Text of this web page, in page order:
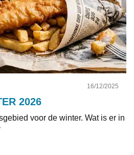
16/12/2025
2026
voor de winter. Wat is er in